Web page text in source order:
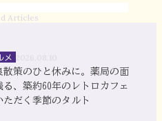
Articles
メ
散策のひと休みに。薬局の面
る、築約60年のレトロカフェ
ただく季節のタルト